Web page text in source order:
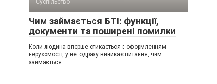
Суспільство
Чим займається БТІ: функції,
документи та поширені помилки
Коли людина вперше стикається з оформленням
нерухомості, у неї одразу виникає питання, чим
займається